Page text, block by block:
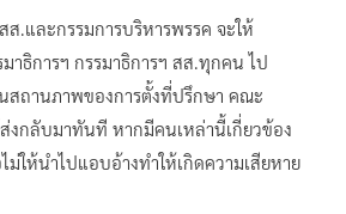
.และกรรมการบริหารพรรค จะให้
าธิการฯ กรรมาธิการฯ สส.ทุกคน ไป
สถานภาพของการตั้งที่ปรึกษา คณะ
งกลับมาทันที หากมีคนเหล่านี้เกี่ยวข้อง
ม่ให้นำไปแอบอ้างทำให้เกิดความเสียหาย